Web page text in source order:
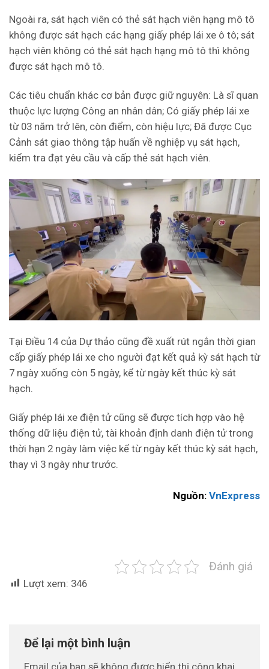
Ngoài ra, sát hạch viên có thẻ sát hạch viên hạng mô tô
không được sát hạch các hạng giấy phép lái xe ô tô; sát
hạch viên không có thẻ sát hạch hạng mô tô thì không
được sát hạch mô tô.
Các tiêu chuẩn khác cơ bản được giữ nguyên: Là sĩ quan
thuộc lực lượng Công an nhân dân; Có giấy phép lái xe
từ 03 năm trở lên, còn điểm, còn hiệu lực; Đã được Cục
Cảnh sát giao thông tập huấn về nghiệp vụ sát hạch,
kiểm tra đạt yêu cầu và cấp thẻ sát hạch viên.
Tại Điều 14 của Dự thảo cũng đề xuất rút ngắn thời gian
cấp giấy phép lái xe cho người đạt kết quả kỳ sát hạch từ
7 ngày xuống còn 5 ngày, kể từ ngày kết thúc kỳ sát
hạch.
Giấy phép lái xe điện tử cũng sẽ được tích hợp vào hệ
thống dữ liệu điện tử, tài khoản định danh điện tử trong
thời hạn 2 ngày làm việc kể từ ngày kết thúc kỳ sát hạch,
thay vì 3 ngày như trước.
Nguồn: VnExpress
Đánh giá
Lượt xem: 346
Để lại một bình luận